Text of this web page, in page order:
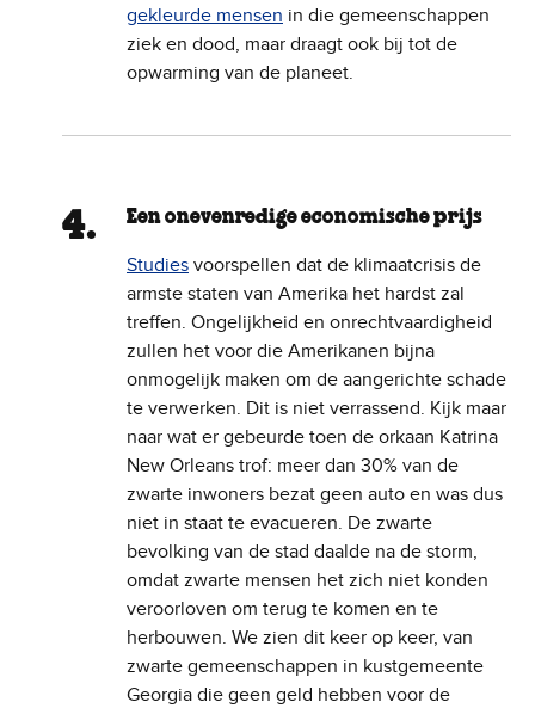
gekleurde mensen in die gemeenschappen
ziek en dood, maar draagt ook bij tot de
opwarming van de planeet.
Een onevenredige economische prijs
Studies voorspellen dat de klimaatcrisis de
armste staten van Amerika het hardst zal
treffen. Ongelijkheid en onrechtvaardigheid
zullen het voor die Amerikanen bijna
onmogelijk maken om de aangerichte schade
te verwerken. Dit is niet verrassend. Kijk maar
naar wat er gebeurde toen de orkaan Katrina
New Orleans trof: meer dan 30% van de
zwarte inwoners bezat geen auto en was dus
niet in staat te evacueren. De zwarte
bevolking van de stad daalde na de storm,
omdat zwarte mensen het zich niet konden
veroorloven om terug te komen en te
herbouwen. We zien dit keer op keer, van
zwarte gemeenschappen in kustgemeente
Georgia die geen geld hebben voor de